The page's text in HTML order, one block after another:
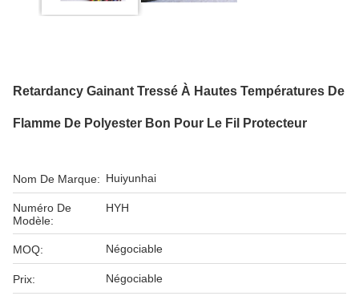
Retardancy Gainant Tressé À Hautes Températures De
Flamme De Polyester Bon Pour Le Fil Protecteur
Nom De Marque: Huiyunhai
Numéro De
Modèle:
HYH
MOQ: Négociable
Prix: Négociable